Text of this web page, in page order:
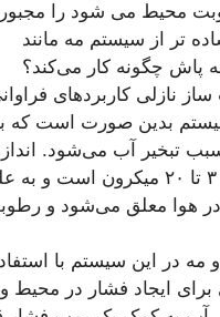
محیط می شود را مجبور
تر از سیستم مه مانند
پاش چگونه کار می‌کند؟
نازلی کاربردهای
بدین صورت است که
تبخیر آب می‌شود.
ذرات آب حدود ۳ تا ۲۰ میکرون
در هوا معلق می‌شود و
مه در این سیستم با
ایجاد فشار در محیط و